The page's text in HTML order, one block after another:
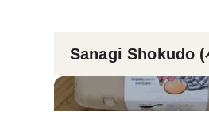
Sanagi Shokudo (